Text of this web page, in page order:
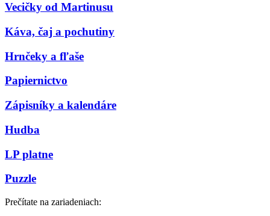
Vecičky od Martinusu
Káva, čaj a pochutiny
Hrnčeky a fľaše
Papiernictvo
Zápisníky a kalendáre
Hudba
LP platne
Puzzle
Prečítate na zariadeniach: